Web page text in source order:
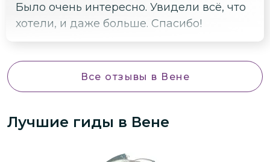
Было очень интересно. Увидели всё, что
хотели, и даже больше. Спасибо!
Все отзывы в Вене
Лучшие гиды в Вене